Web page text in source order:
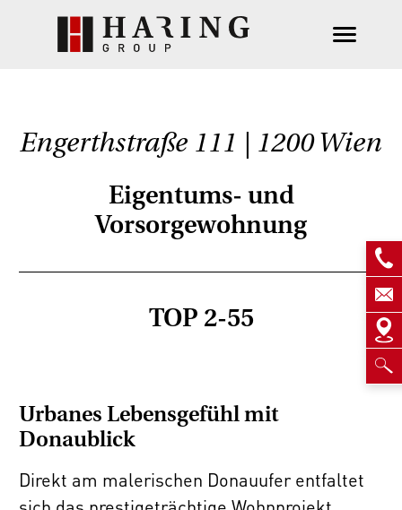
Engerthstraße 111 | 1200 Wien
Eigentums- und
Vorsorgewohnung
TOP 2-55
Urbanes Lebensgefühl mit
Donaublick
Direkt am malerischen Donauufer entfaltet